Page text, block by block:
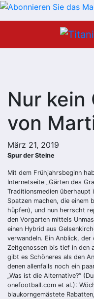
Nur kein
von
März 21, 2019
Spur der Steine
Mit dem Frühjahrsbeginn
Internetseite „Gärten des
Traditionsmedien überhaupt
Spatzen machen, die einem
hüpfen), und nun herrscht
den Vorgarten mittels
einen Hybrid aus
verwandeln. Ein Anblick,
Zeitgenossen bis tief in den
gibt es Schöneres als den
denen allenfalls noch ein
„Was ist die Alternative?“
onefootball.com et al.):
blaukorngemästete